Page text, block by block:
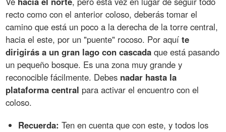
recto como con el anterior coloso, deberás tomar el
camino que está un poco a la derecha de la torre central,
hacia el este, por un "puente" rocoso. Por aquíte
dirigirás a un gran lago con cascada que está pasando
un pequeño bosque. Es una zona muy grande y
reconocible fácilmente. Debes nadar hasta la
plataforma central para activar el encuentro con el
coloso.
Recuerda: Ten en cuenta que con este, y todos los